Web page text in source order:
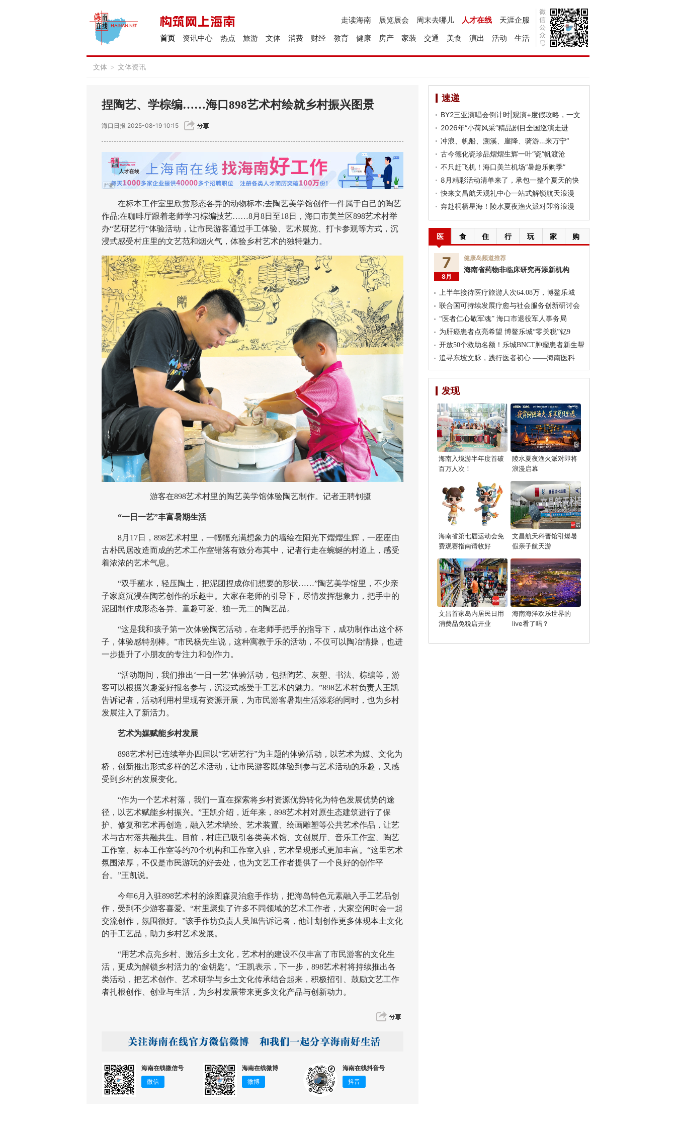
天涯企服
人才在线
周末去哪儿
展览展会
走读海南
生活
活动
演出
美食
交通
家装
房产
健康
教育
财经
消费
文体
旅游
热点
资讯中心
首页
文体 > 文体资讯
捏陶艺、学棕编……海口898艺术村绘就乡村振兴图景
海口日报 2025-08-19 10:15
在标本工作室里欣赏形态各异的动物标本;去陶艺美学馆创作一件属于自己的陶艺
作品;在咖啡厅跟着老师学习棕编技艺……8月8日至18日，海口市美兰区898艺术村举
办“艺研艺行”体验活动，让市民游客通过手工体验、艺术展览、打卡参观等方式，沉
浸式感受村庄里的文艺范和烟火气，体验乡村艺术的独特魅力。
游客在898艺术村里的陶艺美学馆体验陶艺制作。记者王聘钊摄
“一日一艺”丰富暑期生活
8月17日，898艺术村里，一幅幅充满想象力的墙绘在阳光下熠熠生辉，一座座由
古朴民居改造而成的艺术工作室错落有致分布其中，记者行走在蜿蜒的村道上，感受
着浓浓的艺术气息。
“双手蘸水，轻压陶土，把泥团捏成你们想要的形状……”陶艺美学馆里，不少亲
子家庭沉浸在陶艺创作的乐趣中。大家在老师的引导下，尽情发挥想象力，把手中的
泥团制作成形态各异、童趣可爱、独一无二的陶艺品。
“这是我和孩子第一次体验陶艺活动，在老师手把手的指导下，成功制作出这个杯
子，体验感特别棒。”市民杨先生说，这种寓教于乐的活动，不仅可以陶冶情操，也进
一步提升了小朋友的专注力和创作力。
“活动期间，我们推出‘一日一艺’体验活动，包括陶艺、灰塑、书法、棕编等，游
客可以根据兴趣爱好报名参与，沉浸式感受手工艺术的魅力。”898艺术村负责人王凯
告诉记者，活动利用村里现有资源开展，为市民游客暑期生活添彩的同时，也为乡村
发展注入了新活力。
艺术为媒赋能乡村发展
898艺术村已连续举办四届以“艺研艺行”为主题的体验活动，以艺术为媒、文化为
桥，创新推出形式多样的艺术活动，让市民游客既体验到参与艺术活动的乐趣，又感
受到乡村的发展变化。
“作为一个艺术村落，我们一直在探索将乡村资源优势转化为特色发展优势的途
径，以艺术赋能乡村振兴。”王凯介绍，近年来，898艺术村对原生态建筑进行了保
护、修复和艺术再创造，融入艺术墙绘、艺术装置、绘画雕塑等公共艺术作品，让艺
术与古村落共融共生。目前，村庄已吸引各类美术馆、文创展厅、音乐工作室、陶艺
工作室、标本工作室等约70个机构和工作室入驻，艺术呈现形式更加丰富。“这里艺术
氛围浓厚，不仅是市民游玩的好去处，也为文艺工作者提供了一个良好的创作平
台。”王凯说。
今年6月入驻898艺术村的涂图森灵治愈手作坊，把海岛特色元素融入手工艺品创
作，受到不少游客喜爱。“村里聚集了许多不同领域的艺术工作者，大家空闲时会一起
交流创作，氛围很好。”该手作坊负责人吴旭告诉记者，他计划创作更多体现本土文化
的手工艺品，助力乡村艺术发展。
“用艺术点亮乡村、激活乡土文化，艺术村的建设不仅丰富了市民游客的文化生
活，更成为解锁乡村活力的‘金钥匙’。”王凯表示，下一步，898艺术村将持续推出各
类活动，把艺术创作、艺术研学与乡土文化传承结合起来，积极招引、鼓励文艺工作
者扎根创作、创业与生活，为乡村发展带来更多文化产品与创新动力。
海南在线微信号
微信
海南在线微博
微博
海南在线抖音号
抖音
速递
BY2三亚演唱会倒计时|观演+度假攻略，一文
2026年“小荷风采”精品剧目全国巡演走进
冲浪、帆船、溯溪、崖降、骑游…来万宁“
古今德化瓷珍品熠熠生辉一叶“瓷”帆渡沧
不只赶飞机！海口美兰机场“暑趣乐购季”
8月精彩活动清单来了，承包一整个夏天的快
快来文昌航天观礼中心一站式解锁航天浪漫
奔赴桐栖星海！陵水夏夜渔火派对即将浪漫
医 食 住 行 玩 家 购
7
8月
健康岛频道推荐
海南省药物非临床研究再添新机构
上半年接待医疗旅游人次64.08万，博鳌乐城
联合国可持续发展疗愈与社会服务创新研讨会
“医者仁心敬军魂” 海口市退役军人事务局
为肝癌患者点亮希望 博鳌乐城“零关税”钇9
开放50个救助名额！乐城BNCT肿瘤患者新生帮
追寻东坡文脉，践行医者初心 ——海南医科
发现
海南入境游半年度首破
百万人次！
陵水夏夜渔火派对即将
浪漫启幕
海南省第七届运动会免
费观赛指南请收好
文昌航天科普馆引爆暑
假亲子航天游
文昌首家岛内居民日用
消费品免税店开业
海南海洋欢乐世界的
live看了吗？